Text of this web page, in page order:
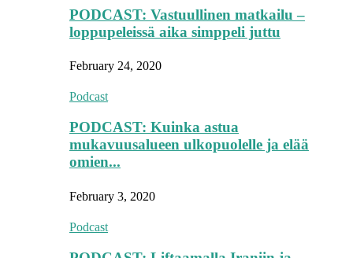
PODCAST: Vastuullinen matkailu –
loppupeleissä aika simppeli juttu
February 24, 2020
Podcast
PODCAST: Kuinka astua
mukavuusalueen ulkopuolelle ja elää
omien...
February 3, 2020
Podcast